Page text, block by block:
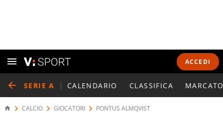
ACCEDI
SERIE A CALENDARIO CLASSIFICA
CALCIO GIOCATORI PONTUS ALMQVIST